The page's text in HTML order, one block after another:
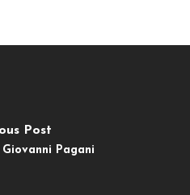
Post
Pagani